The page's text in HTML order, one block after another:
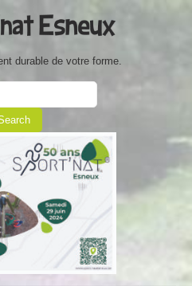
durable de votre forme.